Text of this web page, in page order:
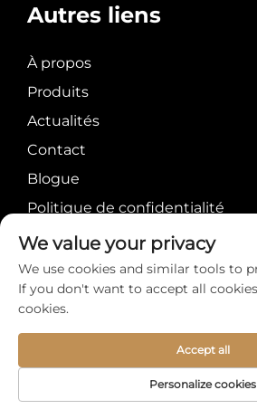
Autres liens
À propos
Produits
Actualités
Contact
Blogue
Politique de confidentialité
Droits d'auteur ©
Group Limited Tous
droits réservés
We value your privacy
We use cookies and similar tools to
If you don't want to accept all
cookies.
Personalize cookies
Accept all